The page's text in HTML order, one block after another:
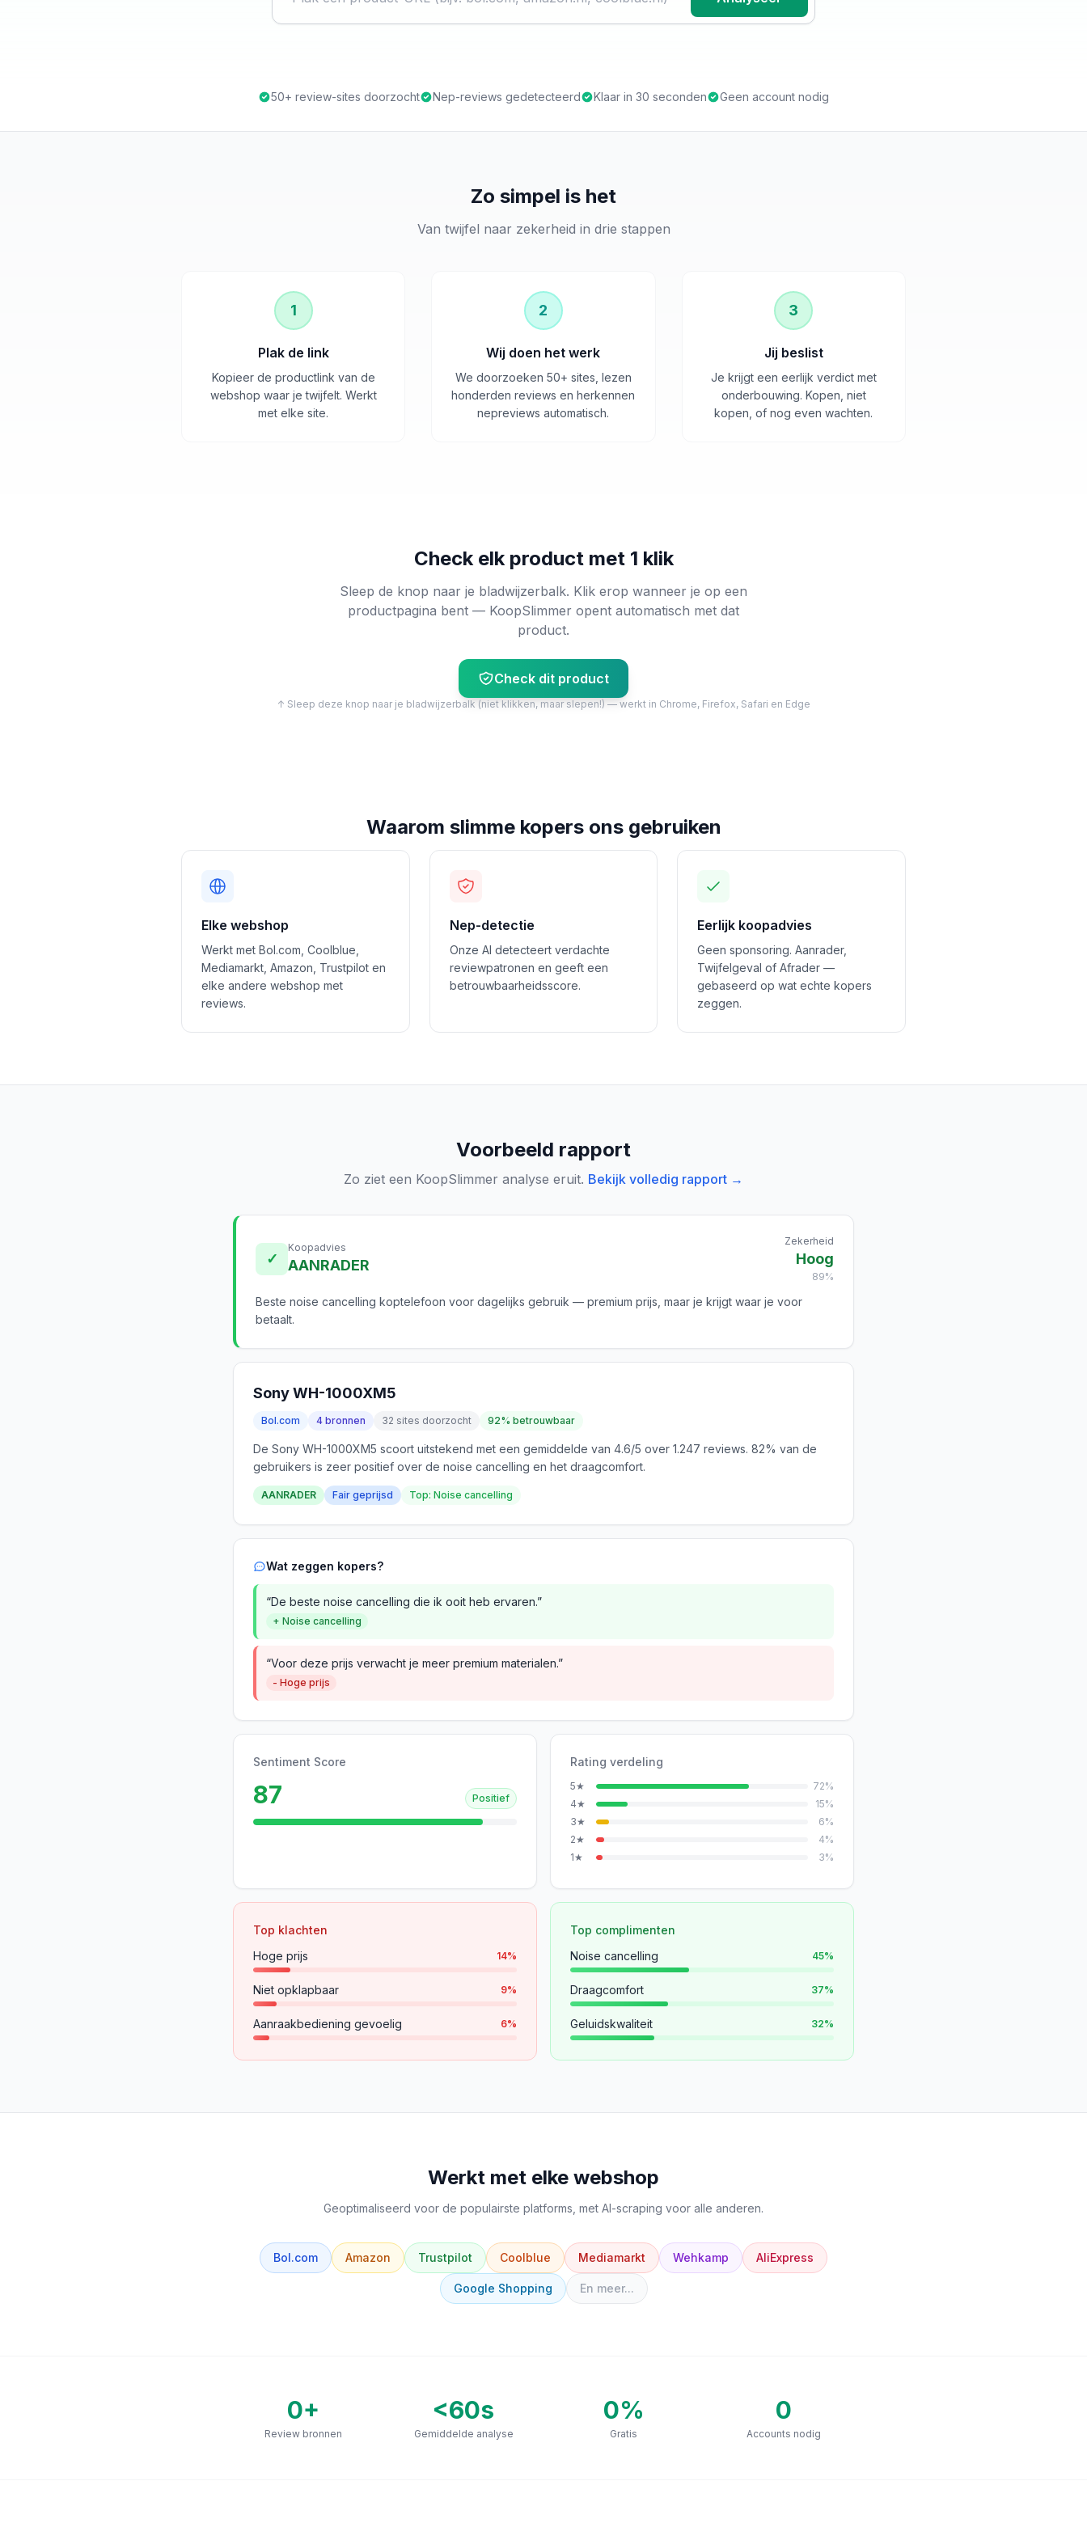
50+ review-sites doorzocht Nep-reviews gedetecteerd Klaar in 30 seconden Geen account nodig
Zo simpel is het
Van twijfel naar zekerheid in drie stappen
1
Plak de link
Kopieer de productlink van de
webshop waar je twijfelt. Werkt
met elke site.
2
Wij doen het werk
We doorzoeken 50+ sites, lezen
honderden reviews en herkennen
nepreviews automatisch.
3
Jij beslist
Je krijgt een eerlijk verdict met
onderbouwing. Kopen, niet
kopen, of nog even wachten.
Check elk product met 1 klik
Sleep de knop naar je bladwijzerbalk. Klik erop wanneer je op een
productpagina bent — KoopSlimmer opent automatisch met dat
product.
Check dit product
↑ Sleep deze knop naar je bladwijzerbalk (niet klikken, maar slepen!) — werkt in Chrome, Firefox, Safari en Edge
Waarom slimme kopers ons gebruiken
Elke webshop
Werkt met Bol.com, Coolblue,
Mediamarkt, Amazon, Trustpilot en
elke andere webshop met
reviews.
Nep-detectie
Onze AI detecteert verdachte
reviewpatronen en geeft een
betrouwbaarheidsscore.
Eerlijk koopadvies
Geen sponsoring. Aanrader,
Twijfelgeval of Afrader —
gebaseerd op wat echte kopers
zeggen.
Voorbeeld rapport
Zo ziet een KoopSlimmer analyse eruit. Bekijk volledig rapport →
✓
Koopadvies
AANRADER
Zekerheid
Hoog
89%
Beste noise cancelling koptelefoon voor dagelijks gebruik — premium prijs, maar je krijgt waar je voor
betaalt.
Sony WH-1000XM5
Bol.com 4 bronnen 32 sites doorzocht 92% betrouwbaar
De Sony WH-1000XM5 scoort uitstekend met een gemiddelde van 4.6/5 over 1.247 reviews. 82% van de
gebruikers is zeer positief over de noise cancelling en het draagcomfort.
AANRADER Fair geprijsd Top: Noise cancelling
Wat zeggen kopers?
“De beste noise cancelling die ik ooit heb ervaren.”
+ Noise cancelling
“Voor deze prijs verwacht je meer premium materialen.”
- Hoge prijs
Sentiment Score
87 Positief
Rating verdeling
5★ 72%
4★ 15%
3★ 6%
2★ 4%
1★ 3%
Top klachten
Hoge prijs
14%
Niet opklapbaar 9%
Aanraakbediening gevoelig 6%
Top complimenten
Noise cancelling
45%
Draagcomfort 37%
Geluidskwaliteit 32%
Werkt met elke webshop
Geoptimaliseerd voor de populairste platforms, met AI-scraping voor alle anderen.
Bol.com Amazon Trustpilot Coolblue Mediamarkt Wehkamp AliExpress
Google Shopping En meer...
0+
Review bronnen
<60s
Gemiddelde analyse
0%
Gratis
0
Accounts nodig